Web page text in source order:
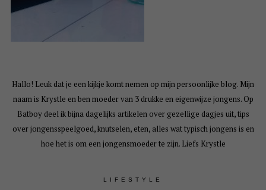
Hallo! Leuk dat je een kijkje komt nemen op mijn persoonlijke blog. Mijn
naam is Krystle en ben moeder van 3 drukke en eigenwijze jongens. Op
Batboy deel ik bijna dagelijks artikelen over gezellige dagjes uit, tips
over jongensspeelgoed, knutselen, eten, alles wat typisch jongens is en
hoe het is om een jongensmoeder te zijn. Liefs Krystle
LIFESTYLE